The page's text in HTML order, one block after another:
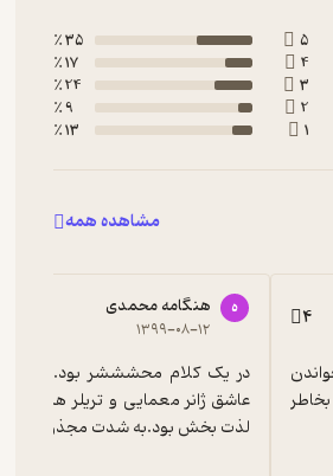
5
35 ٪
4
17 ٪
3
24 ٪
2
9 ٪
1
13 ٪
مشاهده همه
4 ه هنگامه محمدی
۱۳۹۹-۰۸-۱۲
لذت بخش بود.به شدت مجذوب کننده